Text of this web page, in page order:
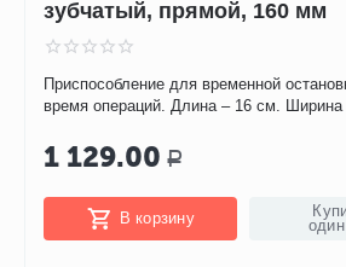
зубчатый, прямой, 160 мм
Приспособление для временной
время операций. Длина – 16 см.
1 129.00 Р
В корзину